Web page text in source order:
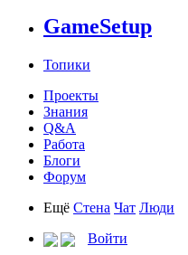
GameSetup
Топики
Проекты
Знания
Q&A
Работа
Блоги
Форум
Ещё Стена Чат Люди
Войти